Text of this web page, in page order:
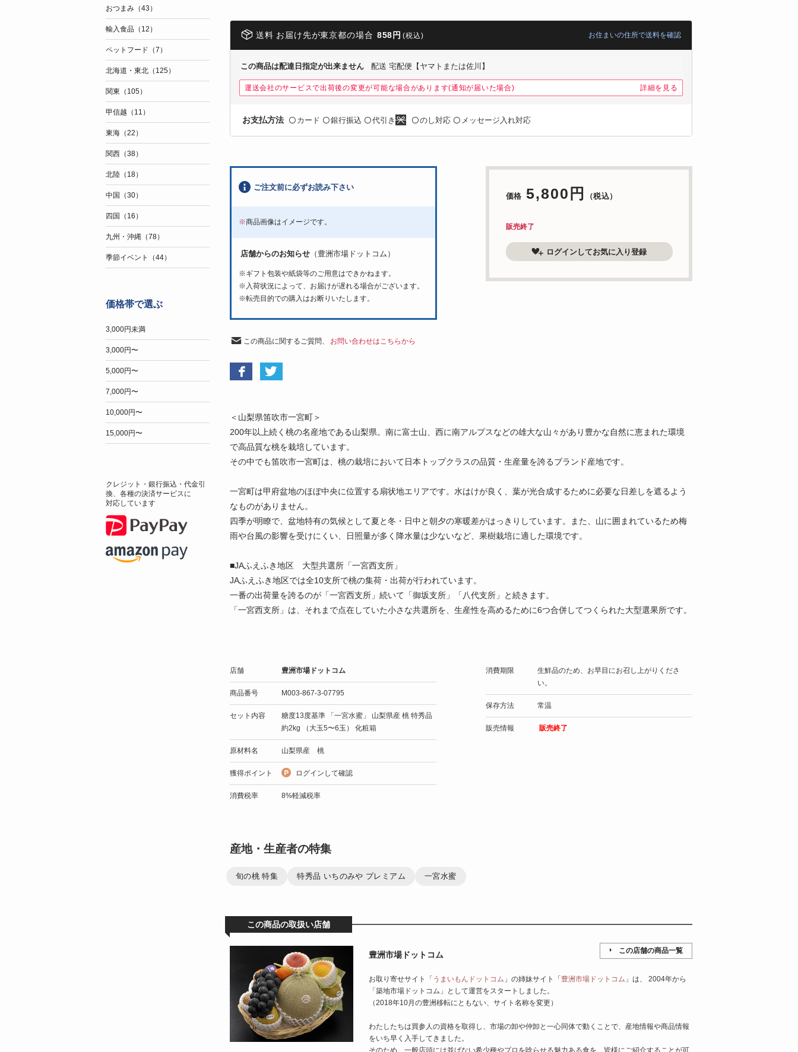
送料 お届け先が東京都の場合 858円 (税込) お住まいの住所で送料を確認
この商品は配達日指定が出来ません 配送 宅配便【ヤマトまたは佐川】
運送会社のサービスで出荷後の変更が可能な場合があります(通知が届いた場合) 詳細を見る
お支払方法 〇 カード 〇銀行振込 〇代引き 〇のし対応 〇 メッセージ入れ対応
価格 5,800円 （税込）
販売終了
ログインしてお気に入り登録
ご注文前に必ずお読み下さい
※商品画像はイメージです。
店舗からのお知らせ（豊洲市場ドットコム）
※ギフト包装や紙袋等のご用意はできかねます。
※入荷状況によって、お届けが遅れる場合がございます。
※転売目的での購入はお断りいたします。
この商品に関するご質問、 お問い合わせはこちらから
＜山梨県笛吹市一宮町＞
200年以上続く桃の名産地である山梨県。南に富士山、西に南アルプスなどの雄大な山々があり豊かな自然に恵まれた環境
で高品質な桃を栽培しています。
その中でも笛吹市一宮町は、桃の栽培において日本トップクラスの品質・生産量を誇るブランド産地です。
一宮町は甲府盆地のほぼ中央に位置する扇状地エリアです。水はけが良く、葉が光合成するために必要な日差しを遮るよう
なものがありません。
四季が明瞭で、盆地特有の気候として夏と冬・日中と朝夕の寒暖差がはっきりしています。また、山に囲まれているため梅
雨や台風の影響を受けにくい、日照量が多く降水量は少ないなど、果樹栽培に適した環境です。
■JAふえふき地区 大型共選所「一宮西支所」
JAふえふき地区では全10支所で桃の集荷・出荷が行われています。
一番の出荷量を誇るのが「一宮西支所」続いて「御坂支所」「八代支所」と続きます。
「一宮西支所」は、それまで点在していた小さな共選所を、生産性を高めるために6つ合併してつくられた大型選果所です。
店舗 豊洲市場ドットコム
商品番号 M003-867-3-07795
セット内容
糖度13度基準 「一宮水蜜」 山梨県産 桃 特秀品
約2kg （大玉5〜6玉） 化粧箱
原材料名 山梨県産 桃
獲得ポイント ログインして確認
消費税率 8%軽減税率
消費期限
生鮮品のため、お早目にお召し上がりくださ
い。
保存方法 常温
販売情報 販売終了
産地・生産者の特集
旬の桃 特集 特秀品 いちのみや プレミアム 一宮水蜜
この商品の取扱い店舗
豊洲市場ドットコム この店舗の商品一覧
お取り寄せサイト「 うまいもんドットコム 」の姉妹サイト「豊洲市場ドットコム 」は、 2004年から
「築地市場ドットコム」として運営をスタートしました。
（2018年10月の豊洲移転にともない、サイト名称を変更）
わたしたちは買参人の資格を取得し、市場の卸や仲卸と一心同体で動くことで、産地情報や商品情報
をいち早く入手してきました。
そのため、一般店頭には並ばない希少種やプロを唸らせる魅力ある食を、皆様にご紹介することが可
おつまみ（43）
輸入食品（12）
ペットフード（7）
北海道・東北（125）
関東（105）
甲信越（11）
東海（22）
関西（38）
北陸（18）
中国（30）
四国（16）
九州・沖縄（78）
季節イベント（44）
価格帯で選ぶ
3,000円未満
3,000円〜
5,000円〜
7,000円〜
10,000円〜
15,000円〜
クレジット・銀行振込・代金引
換、各種の決済サービスに
対応しています